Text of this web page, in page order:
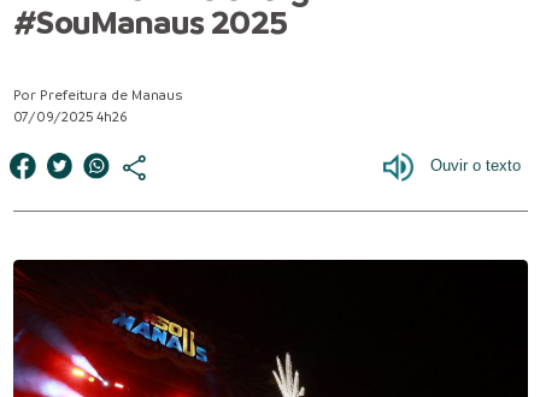
#SouManaus 2025
Por Prefeitura de Manaus
07/09/2025 4h26